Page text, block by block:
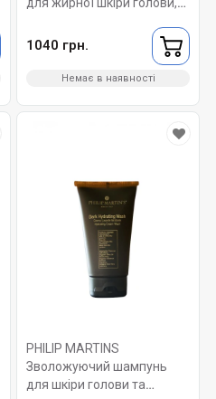
сальних залоз.
Shampooing Lipokerine A
250 мл
1040 грн.
Немає в наявності
PHILIP MARTINS
Зволожуючий шампунь
для шкіри голови та